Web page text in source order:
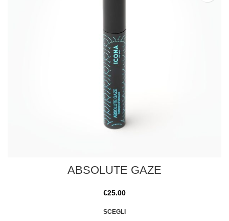
ABSOLUTE GAZE
€25.00
SCEGLI